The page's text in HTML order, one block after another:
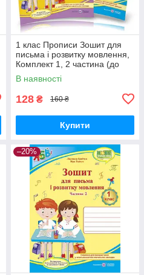
1 клас Прописи Зошит для
письма і розвитку мовлення,
Комплект 1, 2 частина (до
Большакової), Грибчук Л. ПіП
В наявності
128 ₴ 160 ₴
Купити
–20%